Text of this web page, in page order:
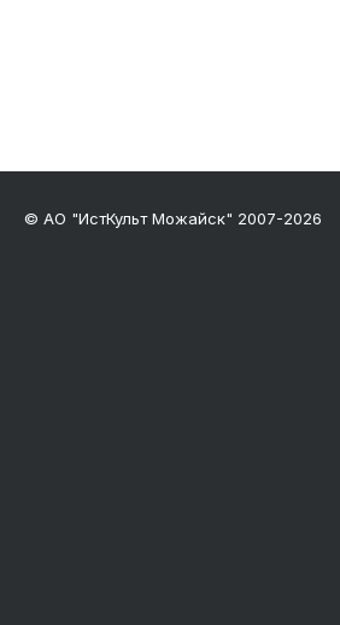
© АО "ИстКульт Можайск" 2007-2026